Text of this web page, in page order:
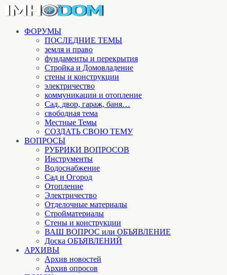
ФОРУМЫ
ПОСЛЕДНИЕ ТЕМЫ
земля и право
фундаменты и перекрытия
Стройка и Домовладение
стены и конструкции
электричество
коммуникации и отопление
Cад, двор, гараж, баня…
свободная тема
Местные Темы
СОЗДАТЬ СВОЮ ТЕМУ
ВОПРОСЫ
РУБРИКИ ВОПРОСОВ
Инструменты
Водоснабжение
Сад и Огород
Отопление
Электричество
Отделочные материалы
Стройматериалы
Стены и конструкции
ВАШ ВОПРОС или ОБЪЯВЛЕНИЕ
Доска ОБЪЯВЛЕНИЙ
АРХИВЫ
Архив новостей
Архив опросов